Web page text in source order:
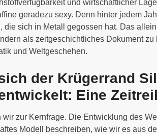
und wirtschaftlicher
geradezu sexy. Denn hinter jedem
die sich in Metall gegossen hat. Das
als zeitgeschichtliches Dokument
und Weltgeschehen.
der Krügerrand
Eine
wir zur Kernfrage. Die Entwicklung des
Modell beschreiben, wie wir es aus